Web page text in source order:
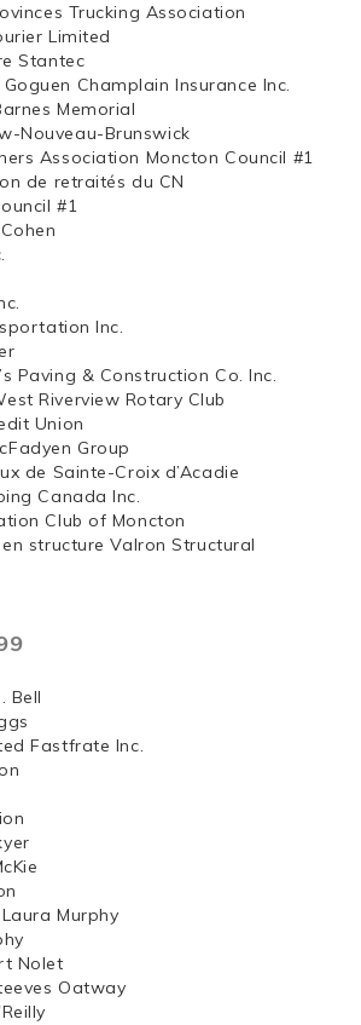
Trucking Association
Limited
Stantec
Champlain Insurance Inc.
Memorial
Nouveau-Brunswick
Association Moncton Council #1
de retraités du CN
#1
Inc.
Paving & Construction Co. Inc.
Riverview Rotary Club
Union
Group
de Sainte-Croix d’Acadie
Canada Inc.
Club of Moncton
structure Valron Structural
Bell
Fastfrate Inc.
Murphy
Nolet
Oatway